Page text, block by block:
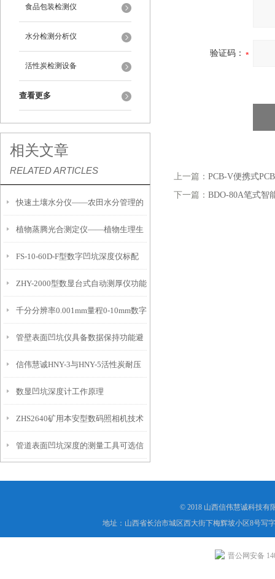
食品包装检测仪
水分检测分析仪
活性炭检测设备
查看更多
相关文章
RELATED ARTICLES
快速土壤水分仪——农田水分管理的
便携式检测工具
植物蒸腾光合测定仪——植物生理生
态的实时监测设备
FS-10-60D-F型数字凹坑深度仪标配
IP54级表头分辨率0.01mm量程
10mm！
ZHY-2000型数显台式自动测厚仪功能
特点
千分分辨率0.001mm量程0-10mm数字
埋头度仪技术参数！
管壁表面凹坑仪具备数据保持功能避
免测试过程中测针移动导致数据变动
信伟慧诚HNY-3与HNY-5活性炭耐压
强度测定仪技术参数！
数显凹坑深度计工作原理
ZHS2640矿用本安型数码照相机技术
参数！
管道表面凹坑深度的测量工具可选信
验证码：
上一篇： PCB-V便携式
下一篇： BDO-80A笔式智
© 2018 山西信伟慧诚科技有
地址：山西省长治市城区西大街下梅辉坡小区8号写
晋公网安备